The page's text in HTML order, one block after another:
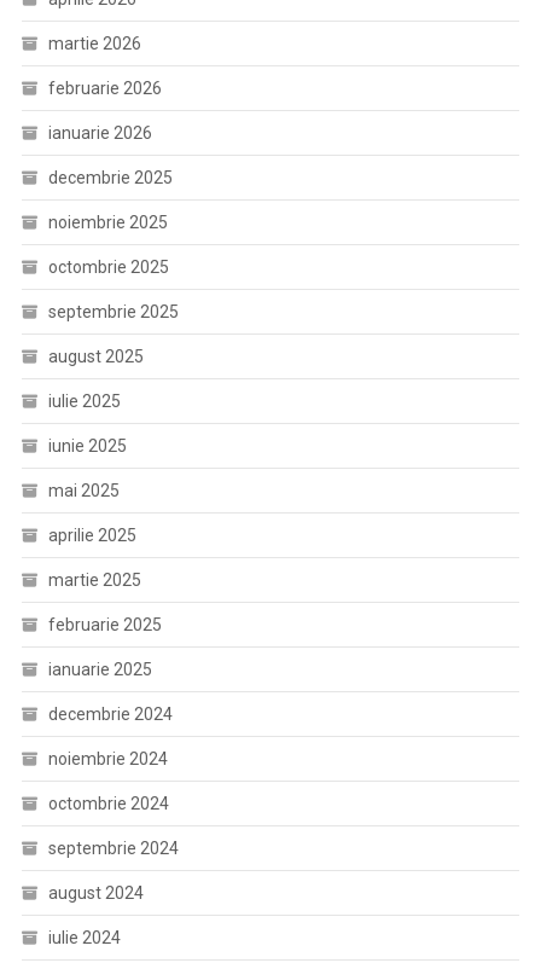
martie 2026
februarie 2026
ianuarie 2026
decembrie 2025
noiembrie 2025
octombrie 2025
septembrie 2025
august 2025
iulie 2025
iunie 2025
mai 2025
aprilie 2025
martie 2025
februarie 2025
ianuarie 2025
decembrie 2024
noiembrie 2024
octombrie 2024
septembrie 2024
august 2024
iulie 2024